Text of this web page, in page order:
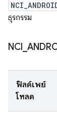
ธุรกรรม
NCI
ฟิลด์เพย์
โหลด